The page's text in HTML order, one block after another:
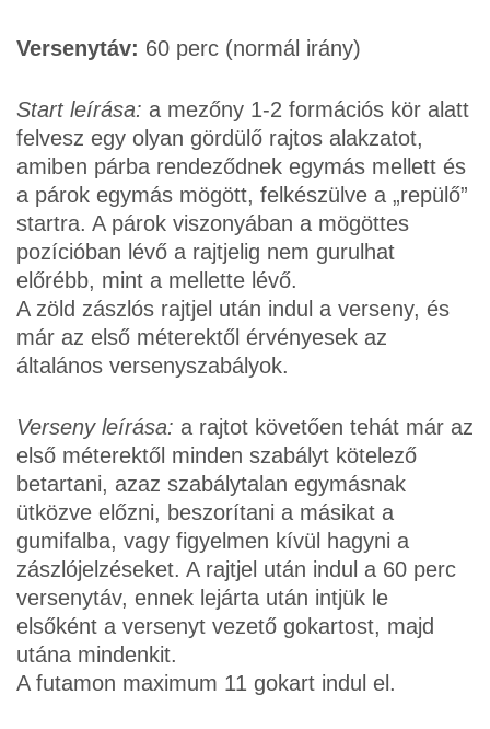
Versenytáv: 60 perc (normál irány)
Start leírása: a mezőny 1-2 formációs kör alatt
felvesz egy olyan gördülő rajtos alakzatot,
amiben párba rendeződnek egymás mellett és
a párok egymás mögött, felkészülve a „repülő”
startra. A párok viszonyában a mögöttes
pozícióban lévő a rajtjelig nem gurulhat
előrébb, mint a mellette lévő.
A zöld zászlós rajtjel után indul a verseny, és
már az első méterektől érvényesek az
általános versenyszabályok.
Verseny leírása: a rajtot követően tehát már az
első méterektől minden szabályt kötelező
betartani, azaz szabálytalan egymásnak
ütközve előzni, beszorítani a másikat a
gumifalba, vagy figyelmen kívül hagyni a
zászlójelzéseket. A rajtjel után indul a 60 perc
versenytáv, ennek lejárta után intjük le
elsőként a versenyt vezető gokartost, majd
utána mindenkit.
A futamon maximum 11 gokart indul el.